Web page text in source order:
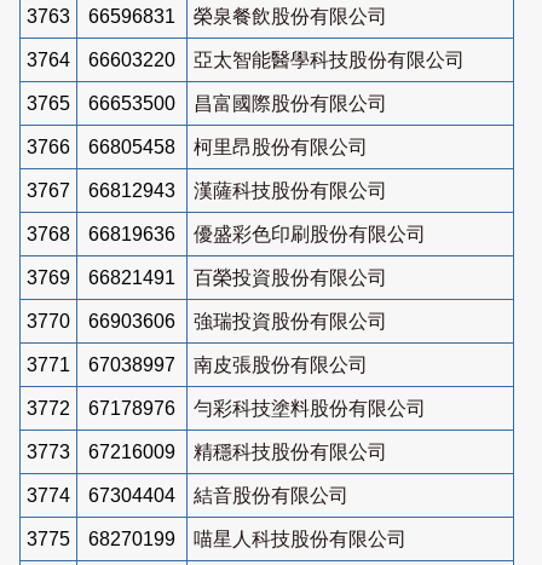
3763 66596831 榮泉餐飲股份有限公司
3764 66603220 亞太智能醫學科技股份有限公司
3765 66653500 昌富國際股份有限公司
3766 66805458 柯里昂股份有限公司
3767 66812943 漢薩科技股份有限公司
3768 66819636 優盛彩色印刷股份有限公司
3769 66821491 百榮投資股份有限公司
3770 66903606 強瑞投資股份有限公司
3771 67038997 南皮張股份有限公司
3772 67178976 勻彩科技塗料股份有限公司
3773 67216009 精穩科技股份有限公司
3774 67304404 結音股份有限公司
3775 68270199 喵星人科技股份有限公司